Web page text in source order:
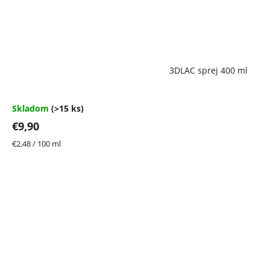
3DLAC sprej 400 ml
4,7
5
hviezdičiek.
Skladom (>15 ks)
€9,90
Jednotková
€2,48 / 100 ml